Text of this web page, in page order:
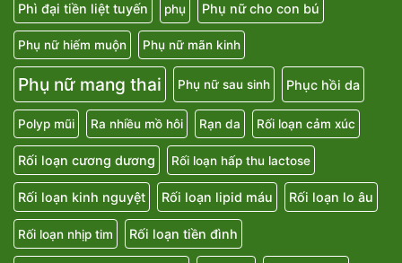
Phì đại tiền liệt tuyến phụ Phụ nữ cho con bú
Phụ nữ hiếm muộn Phụ nữ mãn kinh
Phụ nữ mang thai Phụ nữ sau sinh Phục hồi da
Polyp mũi Ra nhiều mồ hôi Rạn da Rối loạn cảm xúc
Rối loạn cương dương Rối loạn hấp thu lactose
Rối loạn kinh nguyệt Rối loạn lipid máu Rối loạn lo âu
Rối loạn nhịp tim Rối loạn tiền đình